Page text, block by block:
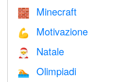
🧱 Minecraft
💪 Motivazione
🎅 Natale
🏊 Olimpiadi